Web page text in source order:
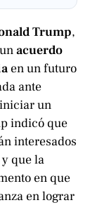
Trump,
acuerdo
en un futuro
ante
un
indicó que
interesados
que la
en que
en lograr